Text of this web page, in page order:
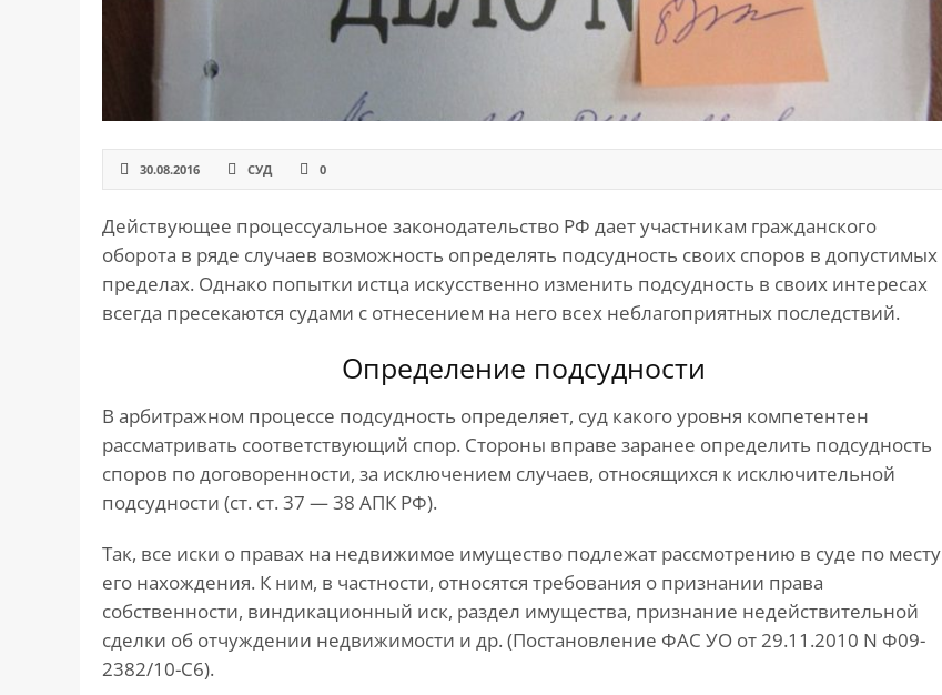
г. Москва, ст. м. «Марксистская», ул.
Марксистская, д. 3, стр. 1
kmsud@yandex.ru
+7 (495) 642-27-02
+7 (936) 281-45-11
+7 (901) 511-80-52
30.08.2016 СУД 0
Действующее процессуальное законодательство РФ дает участникам гражданского
оборота в ряде случаев возможность определять подсудность своих споров в допустимых
пределах. Однако попытки истца искусственно изменить подсудность в своих интересах
всегда пресекаются судами с отнесением на него всех неблагоприятных последствий.
Определение подсудности
В арбитражном процессе подсудность определяет, суд какого уровня компетентен
рассматривать соответствующий спор. Стороны вправе заранее определить подсудность
споров по договоренности, за исключением случаев, относящихся к исключительной
подсудности (ст. ст. 37 — 38 АПК РФ).
Так, все иски о правах на недвижимое имущество подлежат рассмотрению в суде по месту
его нахождения. К ним, в частности, относятся требования о признании права
собственности, виндикационный иск, раздел имущества, признание недействительной
сделки об отчуждении недвижимости и др. (Постановление ФАС УО от 29.11.2010 N Ф09-
2382/10-С6).